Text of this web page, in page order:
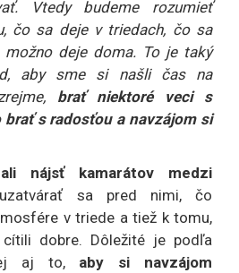
Vtedy budeme rozumieť
čo sa deje v triedach, čo sa
deje doma. To je taký
aby sme si našli čas na
brať niektoré veci s
s radosťou a navzájom si
nájsť kamarátov medzi
sa pred nimi, čo
v triede a tiež k tomu,
dobre. Dôležité je podľa
aj to, aby si navzájom